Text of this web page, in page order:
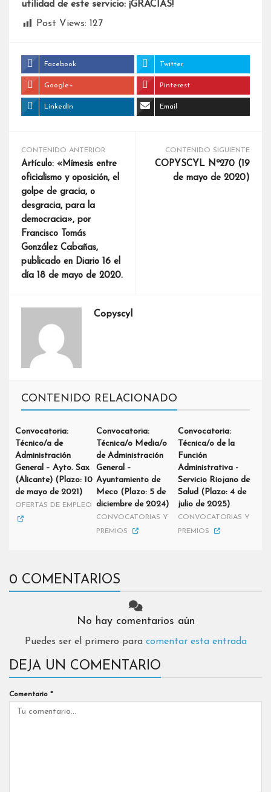
utilidad de este servicio: ¡GRACIAS!
Post Views: 127
Facebook Twitter
Google+ Pinterest
LinkedIn Email
CONTENIDO ANTERIOR
Artículo: «Mímesis entre
oficialismo y oposición, el
golpe de gracia, o
desgracia, para la
democracia», por
Francisco Tomás
González Cabañas,
publicado en Diario 16 el
día 18 de mayo de 2020.
CONTENIDO SIGUIENTE
COPYSCYL Nº270 (19
de mayo de 2020)
Copyscyl
CONTENIDO RELACIONADO
Convocatoria:
Técnico/a de
Administración
General – Ayto. Sax
(Alicante) (Plazo: 10
de mayo de 2021)
OFERTAS DE EMPLEO
Convocatoria:
Técnica/o Media/o
de Administración
General –
Ayuntamiento de
Meco (Plazo: 5 de
diciembre de 2024)
CONVOCATORIAS Y
PREMIOS
Convocatoria:
Técnica/o de la
Función
Administrativa -
Servicio Riojano de
Salud (Plazo: 4 de
julio de 2025)
CONVOCATORIAS Y
PREMIOS
0 COMENTARIOS
No hay comentarios aún
Puedes ser el primero para comentar esta entrada
DEJA UN COMENTARIO
Comentario *